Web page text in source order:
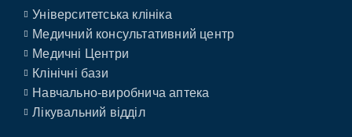
Університетська клініка
Медичний консультативний центр
Медичні Центри
Клінічні бази
Навчально-виробнича аптека
Лікувальний відділ